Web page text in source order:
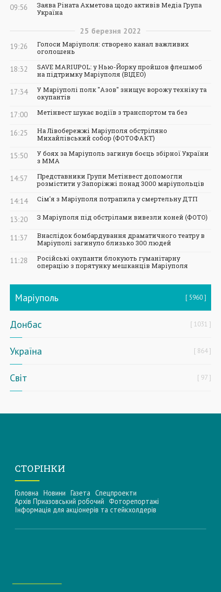
09:56
Заява Ріната Ахметова щодо активів Медіа Група
Україна
25 березня 2022
19:26
Голоси Маріуполя: створено канал важливих
оголошень
18:32
SAVE MARIUPOL: у Нью-Йорку пройшов флешмоб
на підтримку Маріуполя (ВІДЕО)
17:34
У Маріуполі полк "Азов" знищує ворожу техніку та
окупантів
17:00 Метінвест шукає водіїв з транспортом та без
16:25
На Лівобережжі Маріуполя обстріляно
Михайлівський собор (ФОТОФАКТ)
15:50
У боях за Маріуполь загинув боєць збірної України
з ММА
14:57
Представники Групи Метінвест допомогли
розмістити у Запоріжжі понад 3000 маріупольців
14:14 Сім'я з Маріуполя потрапила у смертельну ДТП
13:20 З Маріуполя під обстрілами вивезли коней (ФОТО)
11:37
Внаслідок бомбардування драматичного театру в
Маріуполі загинуло близько 300 людей
11:28
Російські окупанти блокують гуманітарну
операцію з порятунку мешканців Маріуполя
Маріуполь 5960
Донбас 1031
Україна 864
Світ 97
СТОРІНКИ
Головна Новини Газета Спецпроекти
Архів Приазовський робочий Фоторепортажі
Інформацiя для акцiонерiв та стейкхолдерiв